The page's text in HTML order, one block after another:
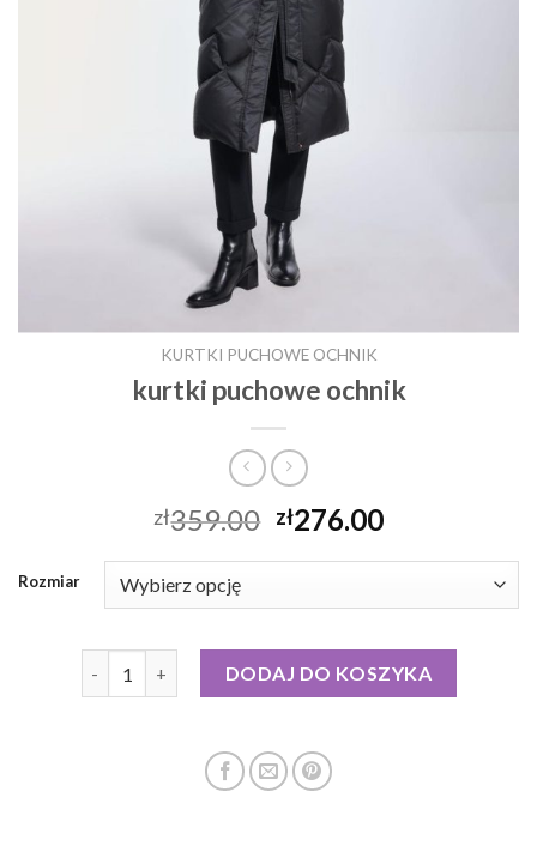
KURTKI PUCHOWE OCHNIK
kurtki puchowe ochnik
zł359.00 zł276.00
Rozmiar
DODAJ DO KOSZYKA